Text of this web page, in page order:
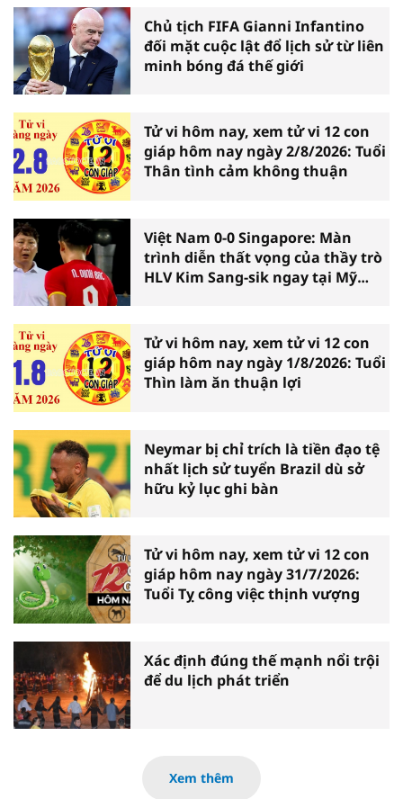
Chủ tịch FIFA Gianni Infantino
đối mặt cuộc lật đổ lịch sử từ liên
minh bóng đá thế giới
Tử vi hôm nay, xem tử vi 12 con
giáp hôm nay ngày 2/8/2026: Tuổi
Thân tình cảm không thuận
Việt Nam 0-0 Singapore: Màn
trình diễn thất vọng của thầy trò
HLV Kim Sang-sik ngay tại Mỹ
Tử vi hôm nay, xem tử vi 12 con
giáp hôm nay ngày 1/8/2026: Tuổi
Thìn làm ăn thuận lợi
Neymar bị chỉ trích là tiền đạo tệ
nhất lịch sử tuyển Brazil dù sở
hữu kỷ lục ghi bàn
Tử vi hôm nay, xem tử vi 12 con
giáp hôm nay ngày 31/7/2026:
Tuổi Tỵ công việc thịnh vượng
Xác định đúng thế mạnh nổi trội
để du lịch phát triển
Xem thêm